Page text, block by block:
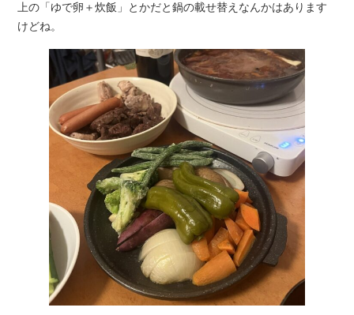
上の「ゆで卵＋炊飯」とかだと鍋の載せ替えなんかはあります
けどね。